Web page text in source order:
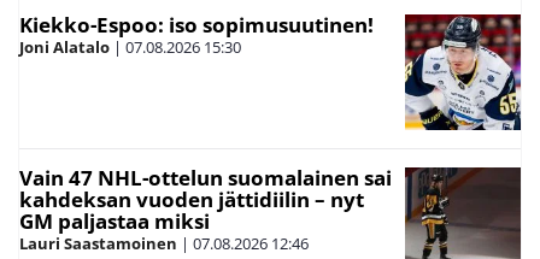
Kiekko-Espoo: iso sopimusuutinen!
Joni Alatalo | 07.08.2026 15:30
Vain 47 NHL-ottelun suomalainen sai
kahdeksan vuoden jättidiilin – nyt
GM paljastaa miksi
Lauri Saastamoinen | 07.08.2026 12:46